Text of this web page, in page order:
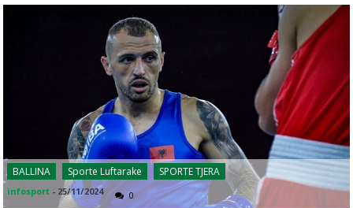
BALLINA Sporte Luftarake SPORTE TJERA
infosport - 25/11/2024 0